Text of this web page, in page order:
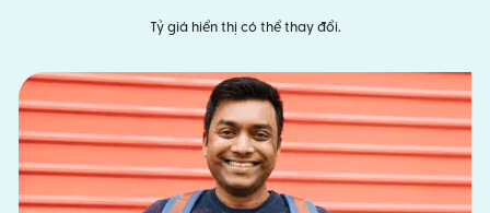
Tỷ giá hiển thị có thể thay đổi.